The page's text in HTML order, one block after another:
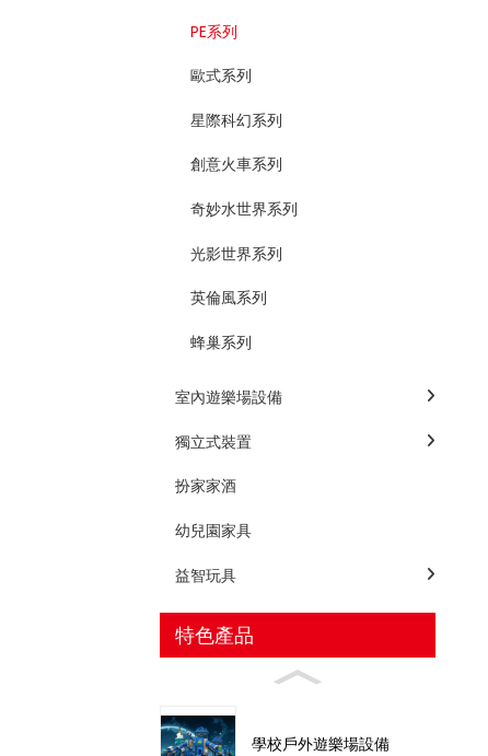
PE系列
歐式系列
星際科幻系列
創意火車系列
奇妙水世界系列
光影世界系列
英倫風系列
蜂巢系列
室內遊樂場設備
獨立式裝置
扮家家酒
幼兒園家具
益智玩具
特色產品
學校戶外遊樂場設備